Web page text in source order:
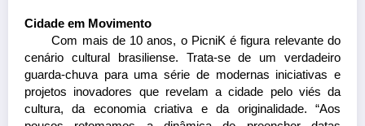
Cidade em Movimento
Com mais de 10 anos, o PicniK é figura relevante do
cenário cultural brasiliense. Trata-se de um verdadeiro
guarda-chuva para uma série de modernas iniciativas e
projetos inovadores que revelam a cidade pelo viés da
cultura, da economia criativa e da originalidade. “Aos